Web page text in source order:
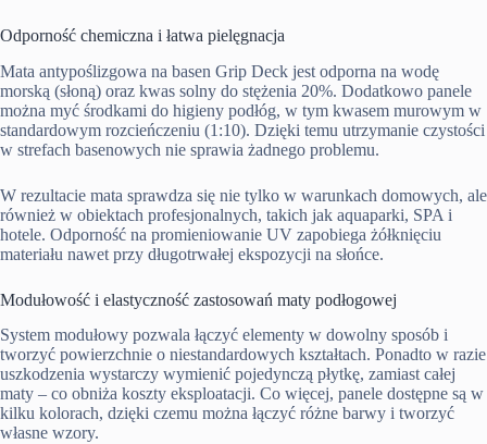
Odporność chemiczna i łatwa pielęgnacja
Mata antypoślizgowa na basen Grip Deck jest odporna na wodę
morską (słoną) oraz kwas solny do stężenia 20%. Dodatkowo panele
można myć środkami do higieny podłóg, w tym kwasem murowym w
standardowym rozcieńczeniu (1:10). Dzięki temu utrzymanie czystości
w strefach basenowych nie sprawia żadnego problemu.
W rezultacie mata sprawdza się nie tylko w warunkach domowych, ale
również w obiektach profesjonalnych, takich jak aquaparki, SPA i
hotele. Odporność na promieniowanie UV zapobiega żółknięciu
materiału nawet przy długotrwałej ekspozycji na słońce.
Modułowość i elastyczność zastosowań maty podłogowej
System modułowy pozwala łączyć elementy w dowolny sposób i
tworzyć powierzchnie o niestandardowych kształtach. Ponadto w razie
uszkodzenia wystarczy wymienić pojedynczą płytkę, zamiast całej
maty – co obniża koszty eksploatacji. Co więcej, panele dostępne są w
kilku kolorach, dzięki czemu można łączyć różne barwy i tworzyć
własne wzory.